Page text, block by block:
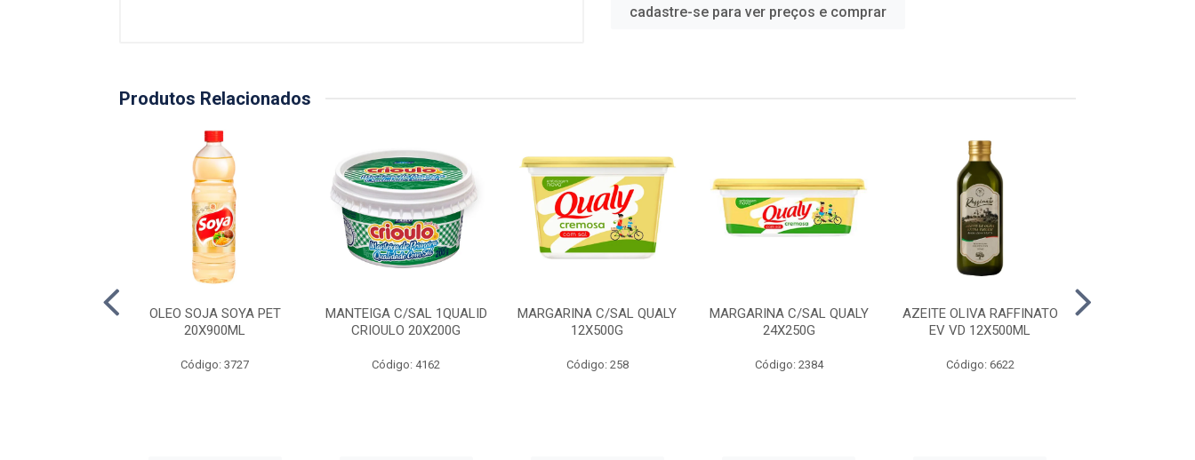
cadastre-se para ver preços e comprar
Produtos Relacionados
OLEO SOJA SOYA PET
20X900ML
Código: 3727
MANTEIGA C/SAL 1QUALID
CRIOULO 20X200G
Código: 4162
MARGARINA C/SAL QUALY
12X500G
Código: 258
MARGARINA C/SAL QUALY
24X250G
Código: 2384
AZEITE OLIVA RAFFINATO
EV VD 12X500ML
Código: 6622